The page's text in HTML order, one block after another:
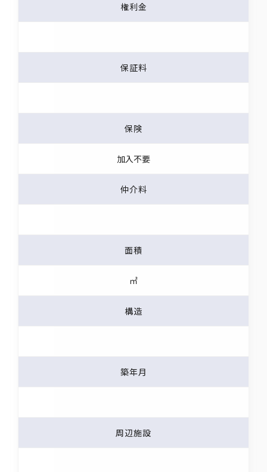
権利金
保証料
保険
加入不要
仲介料
面積
㎡
構造
築年月
周辺施設